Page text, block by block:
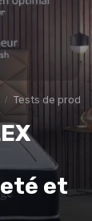
Tests de
et